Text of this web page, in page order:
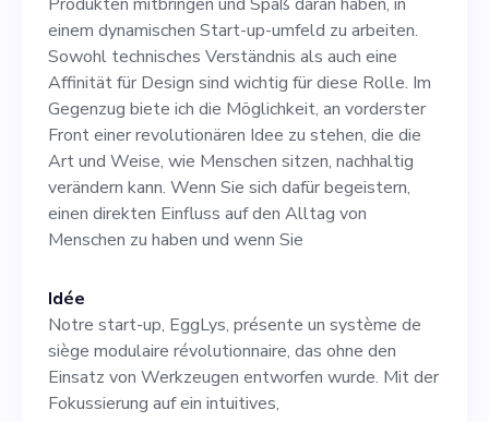
Design sind wichtig für
diese Rolle. Im Gegenzug
biete ich die Möglichkeit, an
vorderster Front einer
revolutionären Idee zu
stehen, die die Art und
Weise, wie Menschen sitzen,
nachhaltig verändern kann.
Wenn Sie sich dafür
begeistern, einen direkten
einem dynamischen Start-up-umfeld zu arbeiten.
Sowohl technisches Verständnis als auch eine
Affinität für Design sind wichtig für diese Rolle. Im
Gegenzug biete ich die Möglichkeit, an vorderster
Front einer revolutionären Idee zu stehen, die die
Art und Weise, wie Menschen sitzen, nachhaltig
verändern kann. Wenn Sie sich dafür begeistern,
einen direkten Einfluss auf den Alltag von
Menschen zu haben und wenn Sie
Idée
Notre start-up, EggLys, présente un système de
siège modulaire révolutionnaire, das ohne den
Einsatz von Werkzeugen entworfen wurde. Mit der
Fokussierung auf ein intuitives,